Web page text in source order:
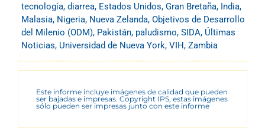
tecnología, diarrea, Estados Unidos, Gran Bretaña, India,
Malasia, Nigeria, Nueva Zelanda, Objetivos de Desarrollo
del Milenio (ODM), Pakistán, paludismo, SIDA, Últimas
Noticias, Universidad de Nueva York, VIH, Zambia
Este informe incluye imágenes de calidad que pueden
ser bajadas e impresas. Copyright IPS, estas imágenes
sólo pueden ser impresas junto con este informe